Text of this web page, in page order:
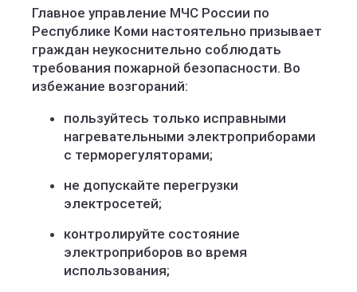
Главное управление МЧС России по
Республике Коми настоятельно призывает
граждан неукоснительно соблюдать
требования пожарной безопасности. Во
избежание возгораний:
пользуйтесь только исправными
нагревательными электроприборами
с терморегуляторами;
не допускайте перегрузки
электросетей;
контролируйте состояние
электроприборов во время
использования;